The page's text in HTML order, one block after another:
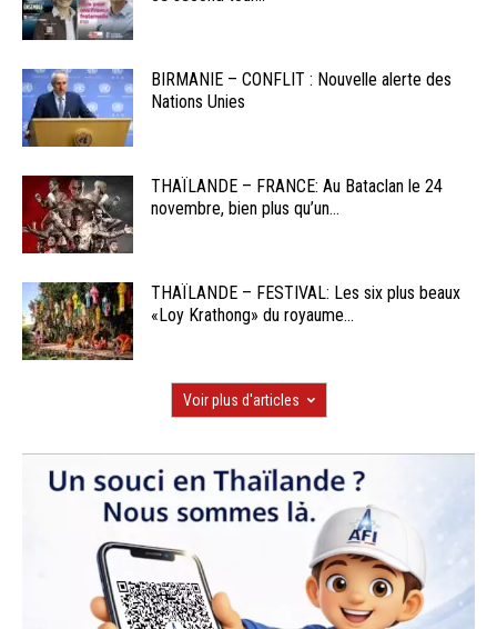
BIRMANIE – CONFLIT : Nouvelle alerte des
Nations Unies
THAÏLANDE – FRANCE: Au Bataclan le 24
novembre, bien plus qu’un...
THAÏLANDE – FESTIVAL: Les six plus beaux
«Loy Krathong» du royaume...
Voir plus d'articles